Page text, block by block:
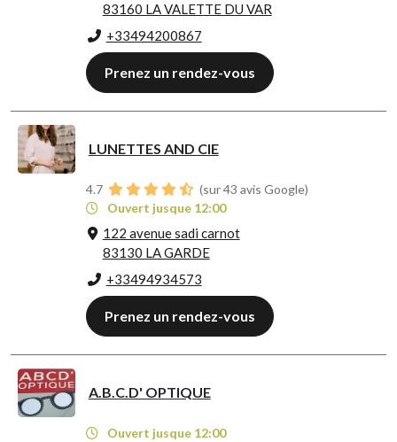
83160 LA VALETTE DU VAR
+33494200867
Prenez un rendez-vous
LUNETTES AND CIE
4.7
(sur 43 avis Google)
Ouvert jusque 12:00
122 avenue sadi carnot
83130 LA GARDE
+33494934573
Prenez un rendez-vous
A.B.C.D' OPTIQUE
Ouvert jusque 12:00